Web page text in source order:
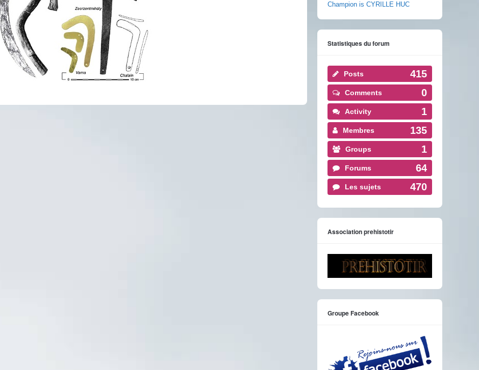
Champion is CYRILLE HUC
Statistiques du forum
Posts 415
Comments 0
Activity 1
Membres 135
Groups 1
Forums 64
Les sujets 470
Association prehistotir
Groupe Facebook